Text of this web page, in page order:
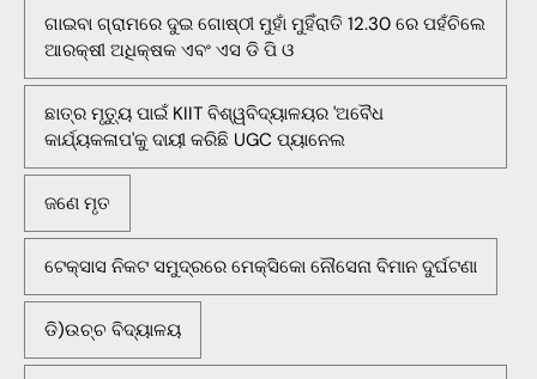
ଗାଇବା ଗ୍ରାମରେ ଦୁଇ ଗୋଷ୍ଠୀ ମୁହାଁ ମୁହିଁରାତି 12.30 ରେ ପହଁଚିଲେ
ଆରକ୍ଷୀ ଅଧିକ୍ଷକ ଏବଂ ଏସ ଡି ପି ଓ
ଛାତ୍ର ମୃତ୍ୟୁ ପାଇଁ KIIT ବିଶ୍ୱବିଦ୍ୟାଳୟର 'ଅବୈଧ
କାର୍ଯ୍ୟକଳାପ'କୁ ଦାୟୀ କରିଛି UGC ପ୍ୟାନେଲ
ଜଣେ ମୃତ
ଟେକ୍ସାସ ନିକଟ ସମୁଦ୍ରରେ ମେକ୍ସିକୋ ନୌସେନା ବିମାନ ଦୁର୍ଘଟଣା
ଡି)ଉଚ୍ଚ ବିଦ୍ୟାଳୟ